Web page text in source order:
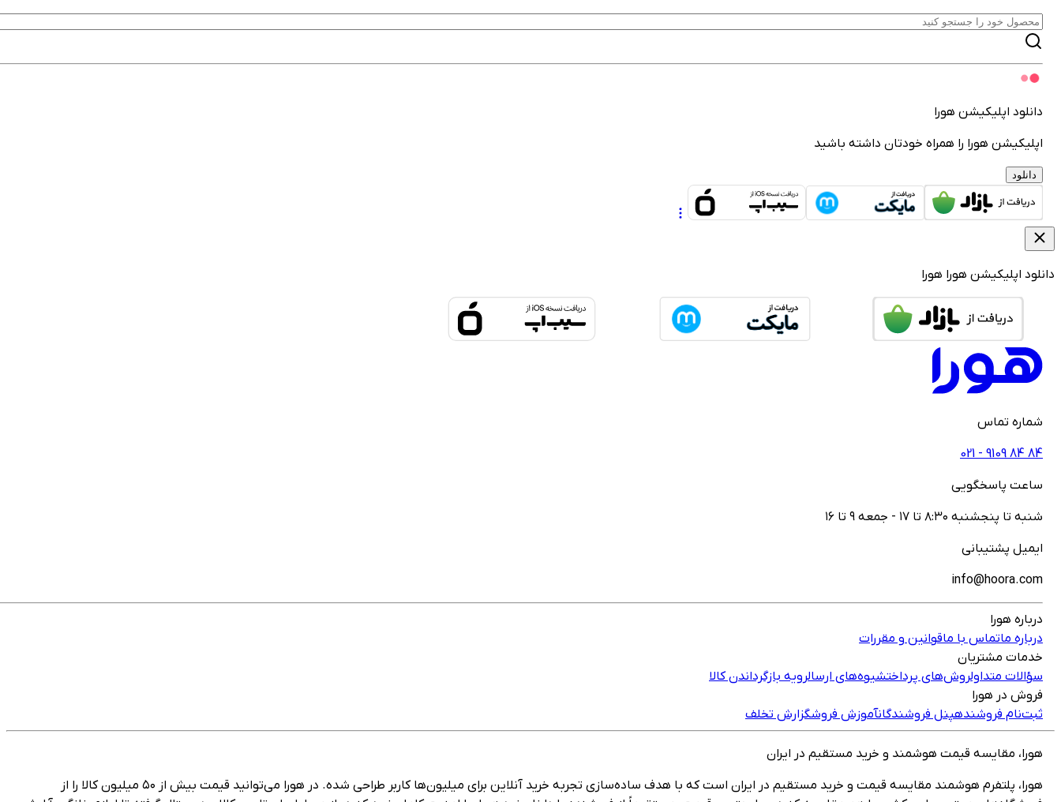
دانلود اپلیکیشن هورا
اپلیکیشن هورا را همراه خودتان داشته باشید
دانلود
دانلود اپلیکیشن هورا هورا
شماره تماس
021 - ‎9109‎ ‎84‎ ‎84‎
ساعت پاسخگویی
شنبه تا پنجشنبه ۸:۳۰ تا ۱۷ - جمعه ۹ تا ۱۶
ایمیل پشتیبانی
info@hoora.com
درباره هورا
درباره ماتماس با ماقوانین و مقررات
خدمات مشتریان
سؤالات متداولروش‌های پرداختشیوه‌های ارسالرویه بازگرداندن کالا
فروش در هورا
ثبت‌نام فروشندهپنل فروشندگانآموزش فروشگزارش تخلف
هورا، مقایسه قیمت هوشمند و خرید مستقیم در ایران
هورا، پلتفرم هوشمند مقایسه قیمت و خرید مستقیم در ایران است که با هدف ساده‌سازی تجربه خرید آنلاین برای میلیون‌ها کاربر طراحی شده. در هورا می‌توانید قیمت بیش از ۵۰ میلیون کالا را از